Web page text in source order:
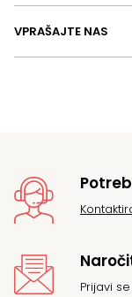
VPRAŠAJTE NAS
Prijavi